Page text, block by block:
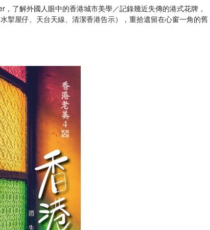
，了解外國人眼中的香港城市美學／記錄幾近失傳的港式花牌，
掣屋仔、天台天線、清潔香港告示），重拾遺留在心窗一角的舊